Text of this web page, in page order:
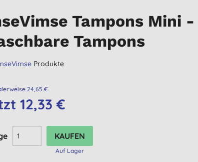
Tampons Mini -
Tampons
Produkte
24,65 €
12,33 €
Auf Lager